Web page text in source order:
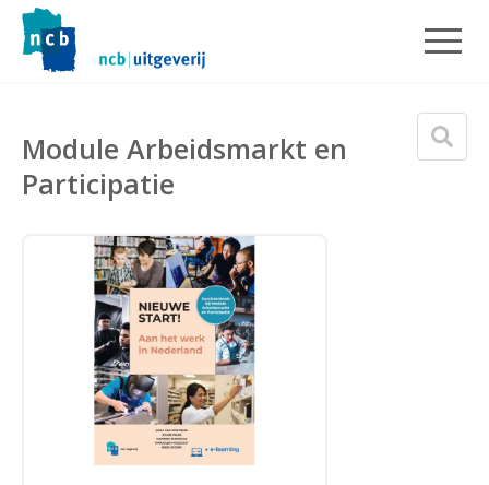
Module Arbeidsmarkt en
Participatie